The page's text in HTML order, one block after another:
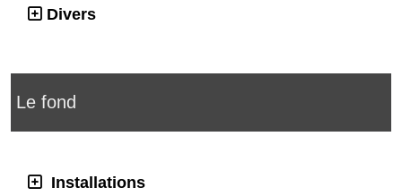
Divers
Le fond
Installations